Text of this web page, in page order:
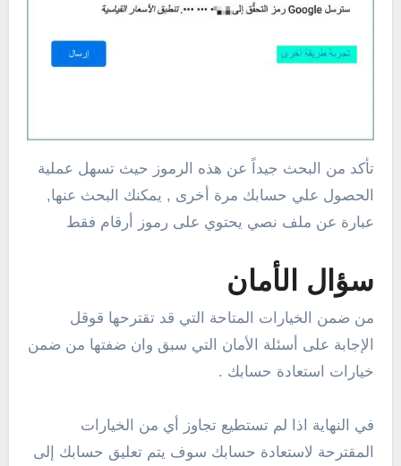
تأكد من البحث جيداً عن هذه الرموز حيث تسهل عملية
الحصول علي حسابك مرة أخرى , يمكنك البحث عنها,
عبارة عن ملف نصي يحتوي على رموز أرقام فقط
سؤال الأمان
من ضمن الخيارات المتاحة التي قد تقترحها قوقل
الإجابة على أسئلة الأمان التي سبق وان ضفتها من ضمن
خيارات استعادة حسابك .
في النهاية اذا لم تستطيع تجاوز أي من الخيارات
المقترحة لاستعادة حسابك سوف يتم تعليق حسابك إلى